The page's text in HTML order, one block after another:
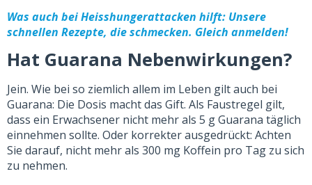
Was auch bei Heisshungerattacken hilft: Unsere
schnellen Rezepte, die schmecken. Gleich anmelden!
Hat Guarana Nebenwirkungen?
Jein. Wie bei so ziemlich allem im Leben gilt auch bei
Guarana: Die Dosis macht das Gift. Als Faustregel gilt,
dass ein Erwachsener nicht mehr als 5 g Guarana täglich
einnehmen sollte. Oder korrekter ausgedrückt: Achten
Sie darauf, nicht mehr als 300 mg Koffein pro Tag zu sich
zu nehmen.